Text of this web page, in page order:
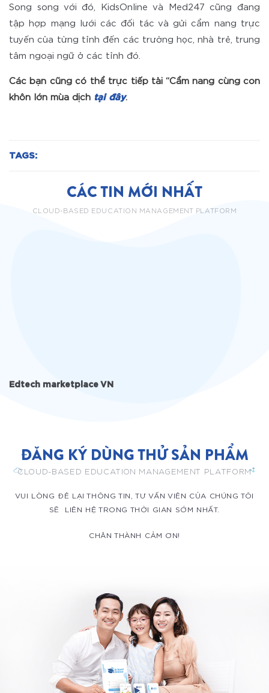
Song song với đó, KidsOnline và Med247 cũng đang
tập hợp mạng lưới các đối tác và gửi cẩm nang trực
tuyến của từng tỉnh đến các trường học, nhà trẻ, trung
tâm ngoại ngữ ở các tỉnh đó.
Các bạn cũng có thể trực tiếp tải “Cẩm nang cùng con
khôn lớn mùa dịch tại đây.
TAGS:
CÁC TIN MỚI NHẤT
CLOUD-BASED EDUCATION MANAGEMENT PLATFORM
Edtech marketplace VN
ĐĂNG KÝ DÙNG THỬ SẢN PHẨM
CLOUD-BASED EDUCATION MANAGEMENT PLATFORM
VUI LÒNG ĐÊ LẠI THÔNG TIN, TƯ VẤN VIÊN CỦA CHÚNG TÔI
SẼ LIÊN HỆ TRONG THỜI GIAN SỚM NHẤT.
CHÂN THÀNH CẢM ƠN!